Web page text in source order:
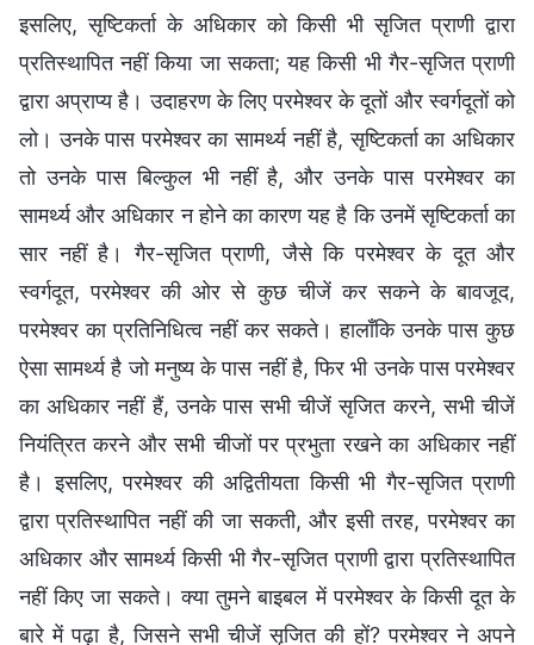
इसलिए, सृष्टिकर्ता के अधिकार को किसी भी सृजित प्राणी द्वारा
प्रतिस्थापित नहीं किया जा सकता; यह किसी भी गैर-सृजित प्राणी
द्वारा अप्राप्य है। उदाहरण के लिए परमेश्वर के दूतों और स्वर्गदूतों को
लो। उनके पास परमेश्वर का सामर्थ्य नहीं है, सृष्टिकर्ता का अधिकार
तो उनके पास बिल्कुल भी नहीं है, और उनके पास परमेश्वर का
सामर्थ्य और अधिकार न होने का कारण यह है कि उनमें सृष्टिकर्ता का
सार नहीं है। गैर-सृजित प्राणी, जैसे कि परमेश्वर के दूत और
स्वर्गदूत, परमेश्वर की ओर से कुछ चीजें कर सकने के बावजूद,
परमेश्वर का प्रतिनिधित्व नहीं कर सकते। हालाँकि उनके पास कुछ
ऐसा सामर्थ्य है जो मनुष्य के पास नहीं है, फिर भी उनके पास परमेश्वर
का अधिकार नहीं हैं, उनके पास सभी चीजें सृजित करने, सभी चीजें
नियंत्रित करने और सभी चीजों पर प्रभुता रखने का अधिकार नहीं
है। इसलिए, परमेश्वर की अद्वितीयता किसी भी गैर-सृजित प्राणी
द्वारा प्रतिस्थापित नहीं की जा सकती, और इसी तरह, परमेश्वर का
अधिकार और सामर्थ्य किसी भी गैर-सृजित प्राणी द्वारा प्रतिस्थापित
नहीं किए जा सकते। क्या तुमने बाइबल में परमेश्वर के किसी दूत के
बारे में पढ़ा है, जिसने सभी चीजें सृजित की हों? परमेश्वर ने अपने